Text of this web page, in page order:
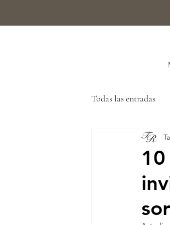
Todas las entradas